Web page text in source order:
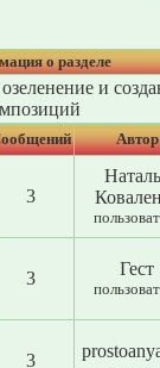
о разделе
и
Автор
3
3 Гест
3